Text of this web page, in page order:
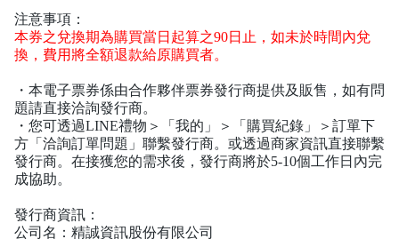
注意事項 ：
本券之兌換期為購買當日起算之90日止，如未於時間內兌
換，費用將全額退款給原購買者。
・本電子票券係由合作夥伴票券發行商提供及販售，如有問
題請直接洽詢發行商。
・您可透過LINE禮物＞「我的」＞「購買紀錄」＞訂單下
方「洽詢訂單問題」聯繫發行商。或透過商家資訊直接聯繫
發行商。在接獲您的需求後，發行商將於5-10個工作日內完
成協助。
發行商資訊 ：
公司名：精誠資訊股份有限公司